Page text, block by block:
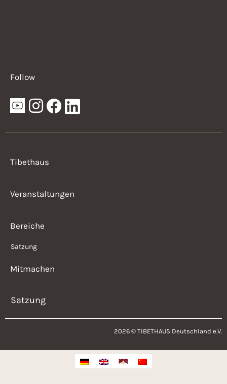
Follow
Tibethaus
Veranstaltungen
Bereiche
Satzung
Mitmachen
Satzung
2026 © TIBETHAUS Deutschland e.V.